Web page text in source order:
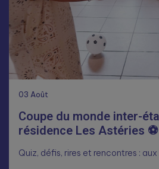
03 Août
Coupe du monde inter-
résidence Les Astéries ⚽
Quiz, défis, rires et rencontres :